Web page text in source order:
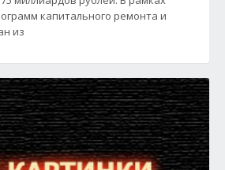
капитального ремонта и
из